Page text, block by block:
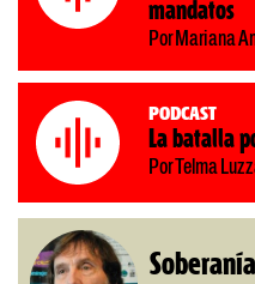
mandatos
Por Mariana
Podcast
La batalla
Por Telma